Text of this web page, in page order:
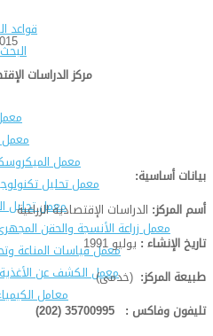
قواعد
معمل
معمل
معمل تحليل
معمل تحليل
معمل زراعة الأنسجة والحقن
معمل قياسات المناعة
معمل الكشف عن الأغذية
معامل
مركز الدراسات
بيانات أساسية:
أسم المركز: الدراسات الإقتصادية الزراعية
تاريخ الإنشاء : يوليو 1991
طبيعة المركز: (خدمى)
تليفون وفاكس : 35700995 (202)